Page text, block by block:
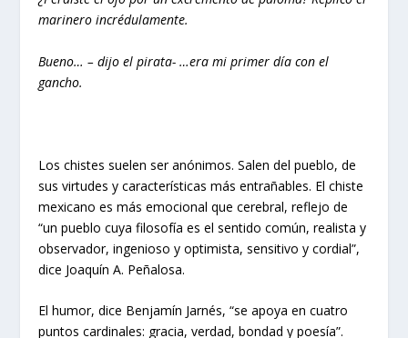
marinero incrédulamente.
Bueno… – dijo el pirata- …era mi primer día con el
gancho.
Los chistes suelen ser anónimos. Salen del pueblo, de
sus virtudes y características más entrañables. El chiste
mexicano es más emocional que cerebral, reflejo de
“un pueblo cuya filosofía es el sentido común, realista y
observador, ingenioso y optimista, sensitivo y cordial”,
dice Joaquín A. Peñalosa.
El humor, dice Benjamín Jarnés, “se apoya en cuatro
puntos cardinales: gracia, verdad, bondad y poesía”.